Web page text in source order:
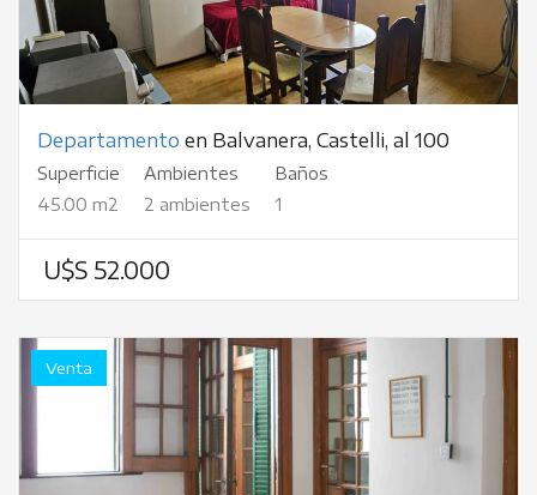
Departamento en Balvanera, Castelli, al 100
Superficie
45.00 m2
Ambientes
2 ambientes
Baños
1
U$S 52.000
Venta